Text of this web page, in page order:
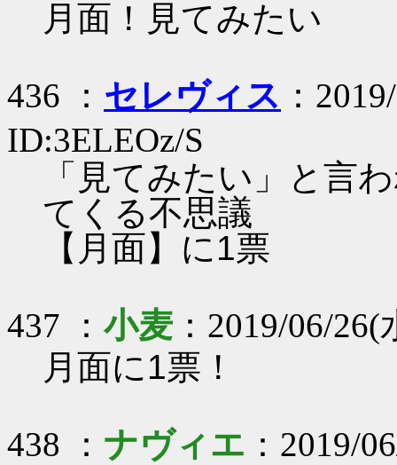
月面！見てみたい
436 ： セレヴィス ：
ID:3ELEOz/S
「見てみたい」と言
てくる不思議
【月面】に1票
437 ：小麦 ：2019/06/
月面に1票！
438 ： ナヴィエ ：2019/